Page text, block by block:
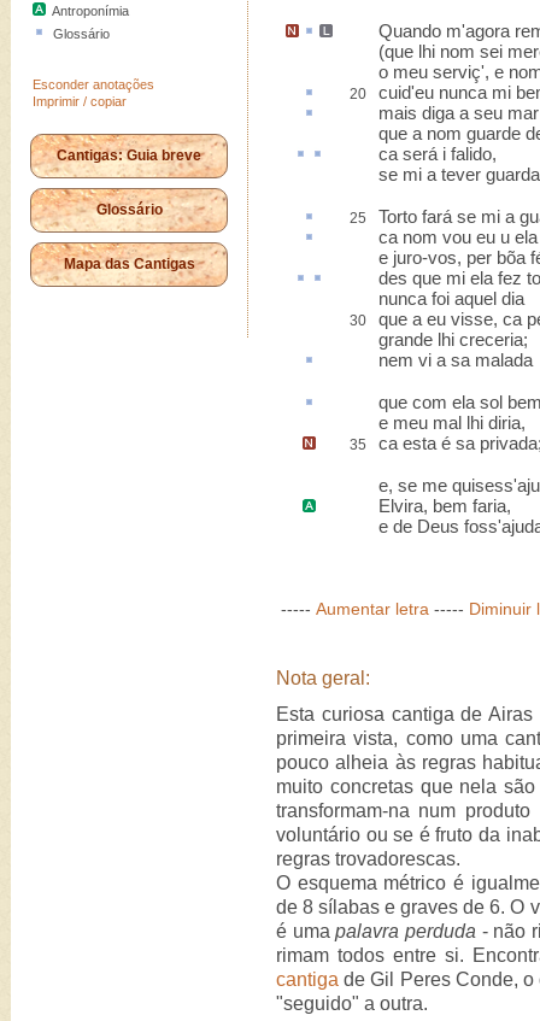
Antroponímia
Glossário
Esconder anotações
Imprimir / copiar
Cantigas: Guia breve
Glossário
Mapa das Cantigas
Quando m'agora
(que lhi nom sei
o meu serviç', e
20 cuid'eu nunca mi
mais diga a seu
que a nom guarde
ca será i falido,
se mi a tever
25 Torto fará se mi a
ca nom vou eu u
e juro-vos, per bõa
des que mi ela fez
nunca foi aquel dia
30
que a eu visse, ca
grande lhi creceria;
nem vi a sa malada
que com ela sol
e meu mal lhi diria,
35 ca esta é sa privada
e, se me
Elvira, bem faria,
e de Deus
----- Aumentar letra ----- Diminuir
Nota geral:
Esta curiosa cantiga de
primeira vista, como uma
pouco alheia às regras
muito concretas que nela
transformam-na num
voluntário ou se é fruto da
regras trovadorescas.
O esquema métrico é
de 8 sílabas e graves de 6. O
é umapalavra perduda - não
rimam todos entre si.
cantiga de Gil Peres Conde,
"seguido" a outra.